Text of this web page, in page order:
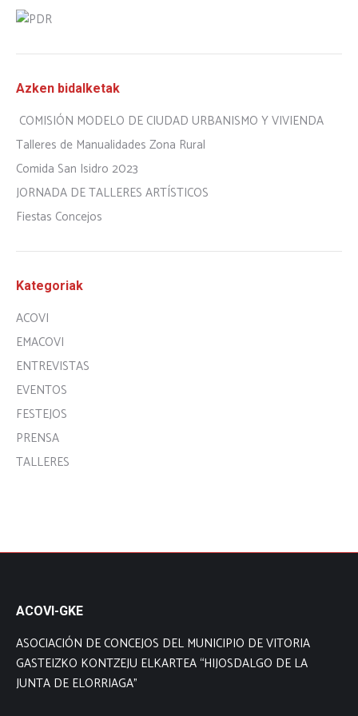
Azken bidalketak
COMISIÓN MODELO DE CIUDAD URBANISMO Y VIVIENDA
Talleres de Manualidades Zona Rural
Comida San Isidro 2023
JORNADA DE TALLERES ARTÍSTICOS
Fiestas Concejos
Kategoriak
ACOVI
EMACOVI
ENTREVISTAS
EVENTOS
FESTEJOS
PRENSA
TALLERES
ACOVI-GKE
ASOCIACIÓN DE CONCEJOS DEL MUNICIPIO DE VITORIA
GASTEIZKO KONTZEJU ELKARTEA “HIJOSDALGO DE LA
JUNTA DE ELORRIAGA”